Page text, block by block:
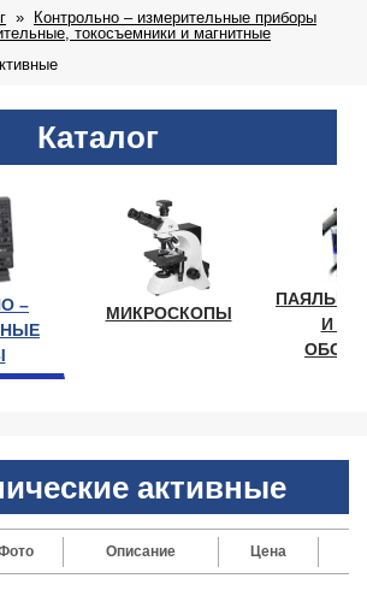
Контрольно – измерительные приборы
токосъемники и магнитные
Каталог
–
МИКРОСКОПЫ
И
активные
Описание Цена